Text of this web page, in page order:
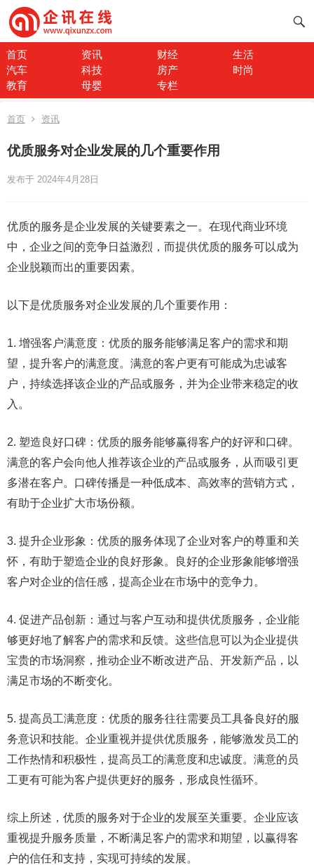
首页 资讯 财经
生活
汽车
科技 房产
时尚
教育
母婴 专栏
首页 资讯
优质服务对企业发展的几个重要作用
发布于 2024年4月28日
优质的服务是企业发展的关键要素之一。在现代商业环境
中，企业之间的竞争日益激烈，而提供优质的服务可以成为
企业脱颖而出的重要因素。
以下是优质服务对企业发展的几个重要作用：
1. 增强客户满意度：优质的服务能够满足客户的需求和期
望，提升客户的满意度。满意的客户更有可能成为忠诚客
户，持续选择该企业的产品或服务，并为企业带来稳定的收
入。
2. 塑造良好口碑：优质的服务能够赢得客户的好评和口碑。
满意的客户会向他人推荐该企业的产品或服务，从而吸引更
多潜在客户。口碑传播是一种低成本、高效率的营销方式，
有助于企业扩大市场份额。
3. 提升企业形象：优质的服务体现了企业对客户的尊重和关
怀，有助于塑造企业的良好形象。良好的企业形象能够增强
客户对企业的信任感，提高企业在市场中的竞争力。
4. 促进产品创新：通过与客户互动和提供优质服务，企业能
够更好地了解客户的需求和反馈。这些信息可以为企业提供
宝贵的市场洞察，推动企业不断改进产品、开发新产品，以
满足市场的不断变化。
5. 提高员工满意度：优质的服务往往需要员工具备良好的服
务意识和技能。企业重视并提供优质服务，能够激发员工的
工作热情和积极性，提高员工的满意度和忠诚度。满意的员
工更有可能为客户提供更好的服务，形成良性循环。
综上所述，优质的服务对于企业的发展至关重要。企业应该
重视提升服务质量，不断满足客户的需求和期望，以赢得客
户的信任和支持，实现可持续的发展。